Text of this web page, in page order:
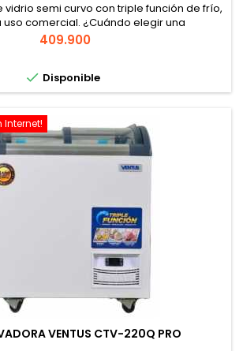
semi curvo con triple función de frío,
comercial. ¿Cuándo elegir una
Si necesitas conservar productos
supermercados o restaurantes. ¿Por
el modelo CTV-320Q PRO? Con...
Precio
409.900
 Disponible
Internet!
VENTUS CTV-220Q PRO